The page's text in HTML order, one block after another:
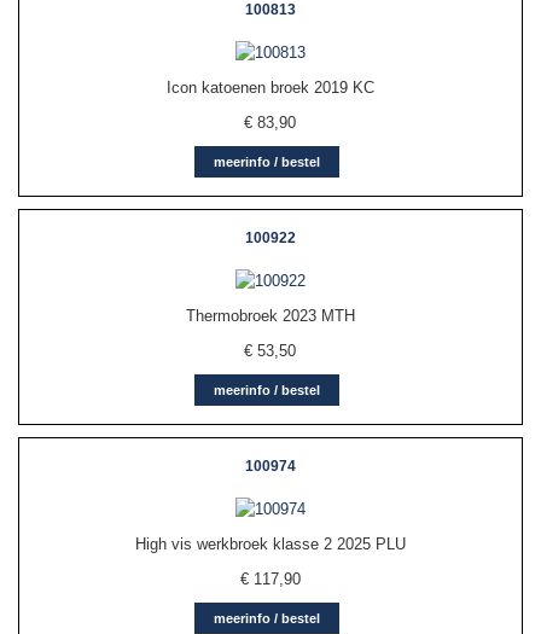
100813
Icon katoenen broek 2019 KC
€83,90
meerinfo / bestel
100922
Thermobroek 2023 MTH
€53,50
meerinfo / bestel
100974
High vis werkbroek klasse 2 2025 PLU
€ 117,90
meerinfo / bestel